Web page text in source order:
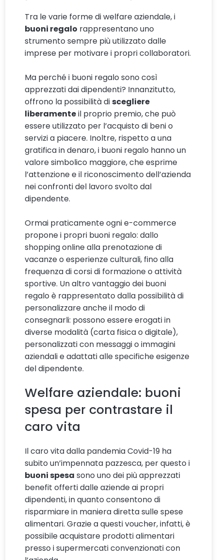
Tra le varie forme di welfare aziendale, i
buoni regalo rappresentano uno
strumento sempre più utilizzato dalle
imprese per motivare i propri collaboratori.
Ma perché i buoni regalo sono così
apprezzati dai dipendenti? Innanzitutto,
offrono la possibilità discegliere
liberamenteil proprio premio, che può
essere utilizzato per l’acquisto di beni o
servizi a piacere. Inoltre, rispetto a una
gratifica in denaro, i buoni regalo hanno un
valore simbolico maggiore, che esprime
l’attenzione e il riconoscimento dell’azienda
nei confronti del lavoro svolto dal
dipendente.
Ormai praticamente ogni e-commerce
propone i propri buoni regalo: dallo
shopping online alla prenotazione di
vacanze o esperienze culturali, fino alla
frequenza di corsi di formazione o attività
sportive. Un altro vantaggio dei buoni
regalo è rappresentato dalla possibilità di
personalizzare anche il modo di
consegnarli: possono essere erogati in
diverse modalità (carta fisica o digitale),
personalizzati con messaggi o immagini
aziendali e adattati alle specifiche esigenze
del dipendente.
Welfare aziendale: buoni
spesa per contrastare il
caro vita
Il caro vita dalla pandemia Covid-19 ha
subito un’impennata pazzesca, per questo i
buoni spesa sono uno dei più apprezzati
benefit offerti dalle aziende ai propri
dipendenti, in quanto consentono di
risparmiare in maniera diretta sulle spese
alimentari. Grazie a questi voucher, infatti, è
possibile acquistare prodotti alimentari
presso i supermercati convenzionati con